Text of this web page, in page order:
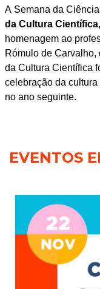
A Semana da
da Cultura Científica,
homenagem ao
Rómulo de Carvalho,
da Cultura Científica
celebração da
no ano seguinte.
EVENTOS